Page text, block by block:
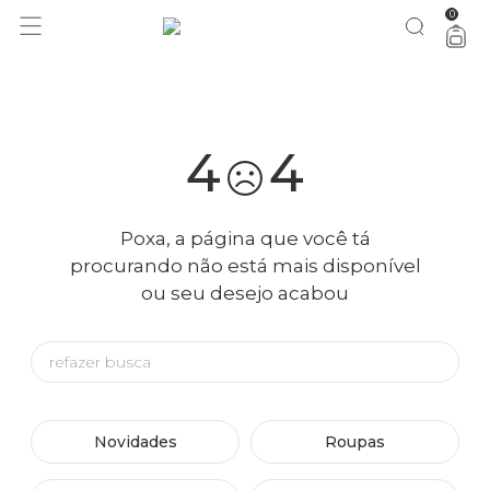
você merece 30% OFF pra comemorar com a gente aproveita! 0
4 4
Poxa, a página que você tá
procurando não está mais disponível
ou seu desejo acabou
Novidades Roupas